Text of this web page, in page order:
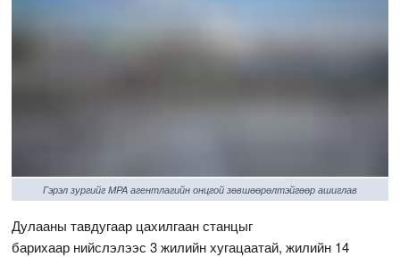
Гэрэл зургийг MPA агентлагийн онцгой зөвшөөрөлтэйгөөр ашиглав
Дулааны тавдугаар цахилгаан станцыг
барихаар нийслэлээс 3 жилийн хугацаатай, жилийн 14